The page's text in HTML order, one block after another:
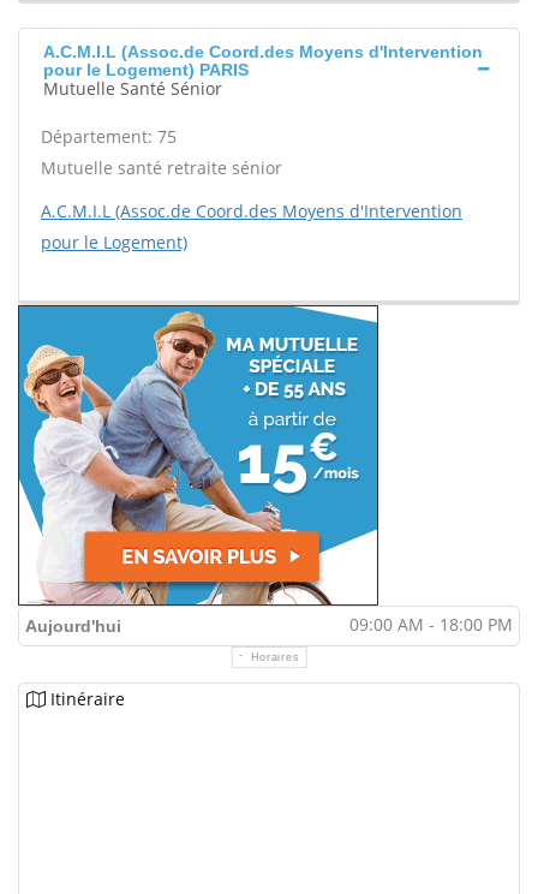
A.C.M.I.L (Assoc.de Coord.des Moyens d'Intervention
pour le Logement) PARIS
Mutuelle Santé Sénior
Département: 75
Mutuelle santé retraite sénior
A.C.M.I.L (Assoc.de Coord.des Moyens d'Intervention
pour le Logement)
Aujourd'hui 09:00 AM - 18:00 PM
Horaires
Itinéraire